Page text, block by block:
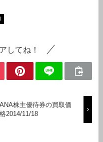
してね！
ANA株主優待券の買取価
格2014/11/18